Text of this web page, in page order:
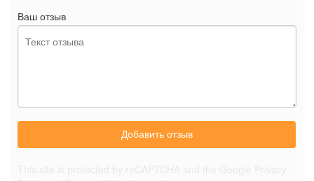
Ваш отзыв
Добавить отзыв